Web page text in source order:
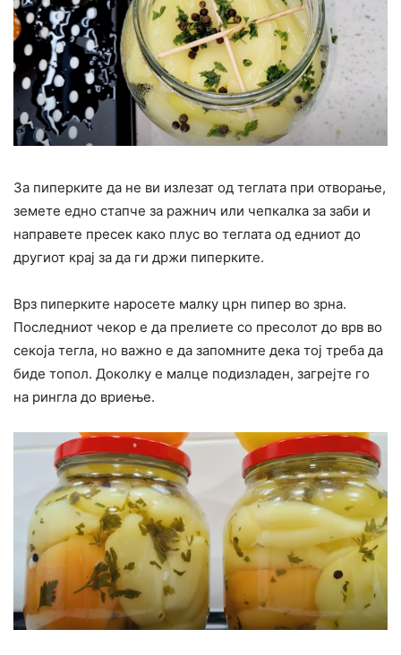
За пиперките да не ви излезат од теглата при отворање,
земете едно стапче за ражнич или чепкалка за заби и
направете пресек како плус во теглата од едниот до
другиот крај за да ги држи пиперките.
Врз пиперките наросете малку црн пипер во зрна.
Последниот чекор е да прелиете со пресолот до врв во
секоја тегла, но важно е да запомните дека тој треба да
биде топол. Доколку е малце подизладен, загрејте го
на рингла до вриење.